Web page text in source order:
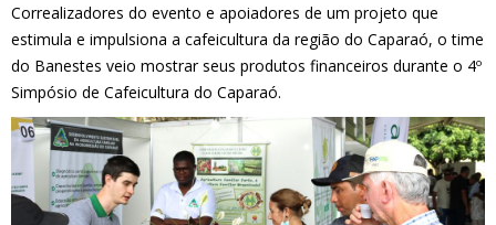
Correalizadores do evento e apoiadores de um projeto que
estimula e impulsiona a cafeicultura da região do Caparaó, o time
do Banestes veio mostrar seus produtos financeiros durante o 4º
Simpósio de Cafeicultura do Caparaó.